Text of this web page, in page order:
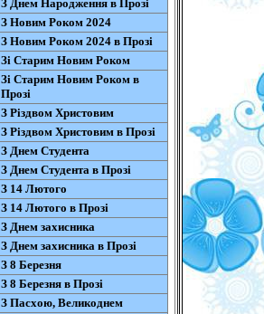
З Днем Народження в Прозі
З Новим Роком 2024
З Новим Роком 2024 в Прозі
Зі Старим Новим Роком
Зі Старим Новим Роком в
Прозі
З Різдвом Христовим
З Різдвом Христовим в Прозі
З Днем Студента
З Днем Студента в Прозі
З 14 Лютого
З 14 Лютого в Прозі
З Днем захисника
З Днем захисника в Прозі
З 8 Березня
З 8 Березня в Прозі
З Пасхою, Великоднем